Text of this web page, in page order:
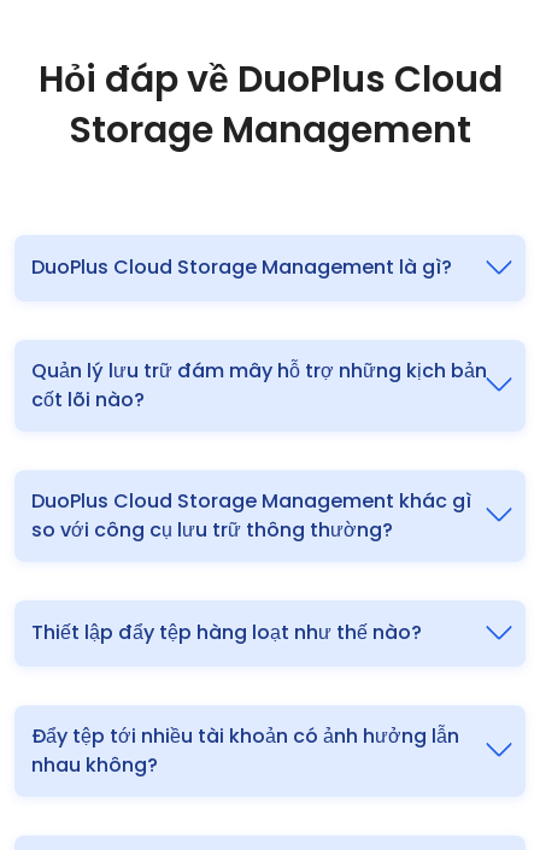
Hỏi đáp về DuoPlus Cloud
Storage Management
DuoPlus Cloud Storage Management là gì?
Quản lý lưu trữ đám mây hỗ trợ những kịch bản
cốt lõi nào?
DuoPlus Cloud Storage Management khác gì
so với công cụ lưu trữ thông thường?
Thiết lập đẩy tệp hàng loạt như thế nào?
Đẩy tệp tới nhiều tài khoản có ảnh hưởng lẫn
nhau không?